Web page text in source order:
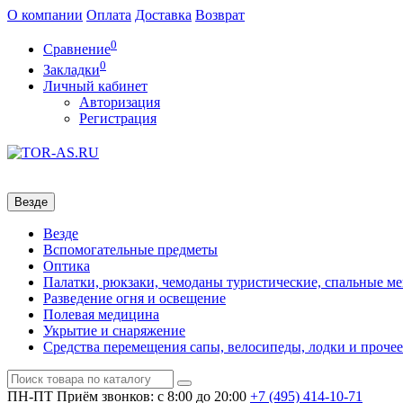
О компании Оплата Доставка Возврат
Сравнение0
Закладки0
Личный кабинет
Авторизация
Регистрация
Везде
Везде
Вспомогательные предметы
Оптика
Палатки, рюкзаки, чемоданы туристические, спальные
Разведение огня и освещение
Полевая медицина
Укрытие и снаряжение
Средства перемещения сапы, велосипеды, лодки и прочее
ПН-ПТ Приём звонков: с 8:00 до 20:00 +7 (495) 414-10-71